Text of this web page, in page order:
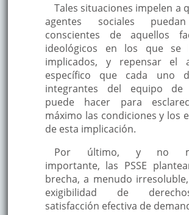
Tales situaciones impelen a
agentes sociales
conscientes de aquellos
ideológicos en los que se
implicados, y repensar el
específico que cada uno
integrantes del equipo de
puede hacer para
máximo las condiciones y los
de esta implicación.
Por último, y no
importante, las PSSE
brecha, a menudo
exigibilidad de
satisfacción efectiva de